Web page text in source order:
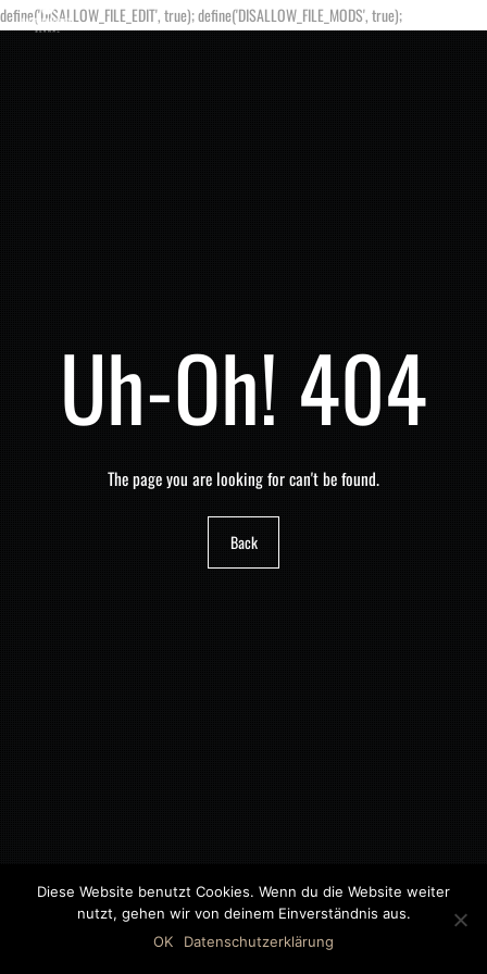
define('DISALLOW_FILE_EDIT', true); define('DISALLOW_FILE_MODS', true);
Uh-Oh! 404
The page you are looking for can't be found.
Back
©2018 MWB – MOTORWAGEN BERNAU GMBH
Diese Website benutzt Cookies. Wenn du die Website weiter
nutzt, gehen wir von deinem Einverständnis aus.
OK
Datenschutzerklärung